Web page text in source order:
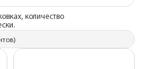
количество